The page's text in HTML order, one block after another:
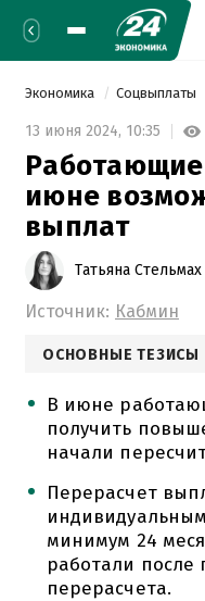
Экономика Соцвыплаты
13 июня 2024, 10:35
июне
выплат
Татьяна Стельмах
Источник: Кабмин
ОСНОВНЫЕ ТЕЗИСЫ
В июне
получить
начали
Перерасчет
минимум 24
работали после
перерасчета.